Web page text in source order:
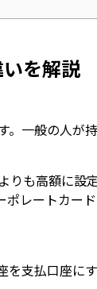
を解説
一般の人が
も高額に設
レートカード
支払口座にす